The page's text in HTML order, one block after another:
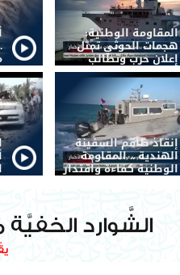
المقاومة الوطنية:
هجمات الحوثي تمثل
إعلان حرب وتطالب
الشرعية بتحريك
الجبهات
إنقاذ طاقم السفينة
الهندية .. المقاومة
الوطنية كفاءة واقتدار